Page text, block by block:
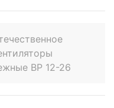
ВР 12-26